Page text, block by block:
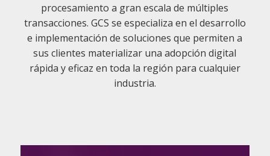
procesamiento a gran escala de múltiples
transacciones. GCS se especializa en el desarrollo
e implementación de soluciones que permiten a
sus clientes materializar una adopción digital
rápida y eficaz en toda la región para cualquier
industria.